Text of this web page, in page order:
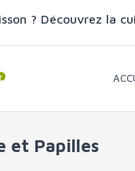
? Découvrez la
et Papilles